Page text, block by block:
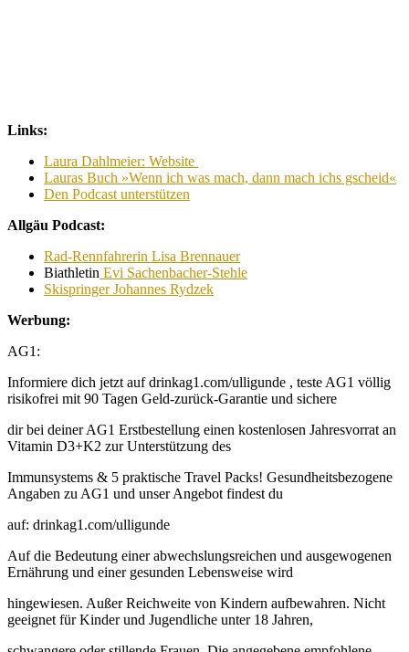
Links:
Laura Dahlmeier: Website
Lauras Buch »Wenn ich was mach, dann mach ichs gscheid«
Den Podcast unterstützen
Allgäu Podcast:
Rad-Rennfahrerin Lisa Brennauer
Biathletin Evi Sachenbacher-Stehle
Skispringer Johannes Rydzek
Werbung:
AG1:
Informiere dich jetzt auf drinkag1.com/ulligunde , teste AG1 völlig
risikofrei mit 90 Tagen Geld-zurück-Garantie und sichere
dir bei deiner AG1 Erstbestellung einen kostenlosen Jahresvorrat an
Vitamin D3+K2 zur Unterstützung des
Immunsystems & 5 praktische Travel Packs! Gesundheitsbezogene
Angaben zu AG1 und unser Angebot findest du
auf: drinkag1.com/ulligunde
Auf die Bedeutung einer abwechslungsreichen und ausgewogenen
Ernährung und einer gesunden Lebensweise wird
hingewiesen. Außer Reichweite von Kindern aufbewahren. Nicht
geeignet für Kinder und Jugendliche unter 18 Jahren,